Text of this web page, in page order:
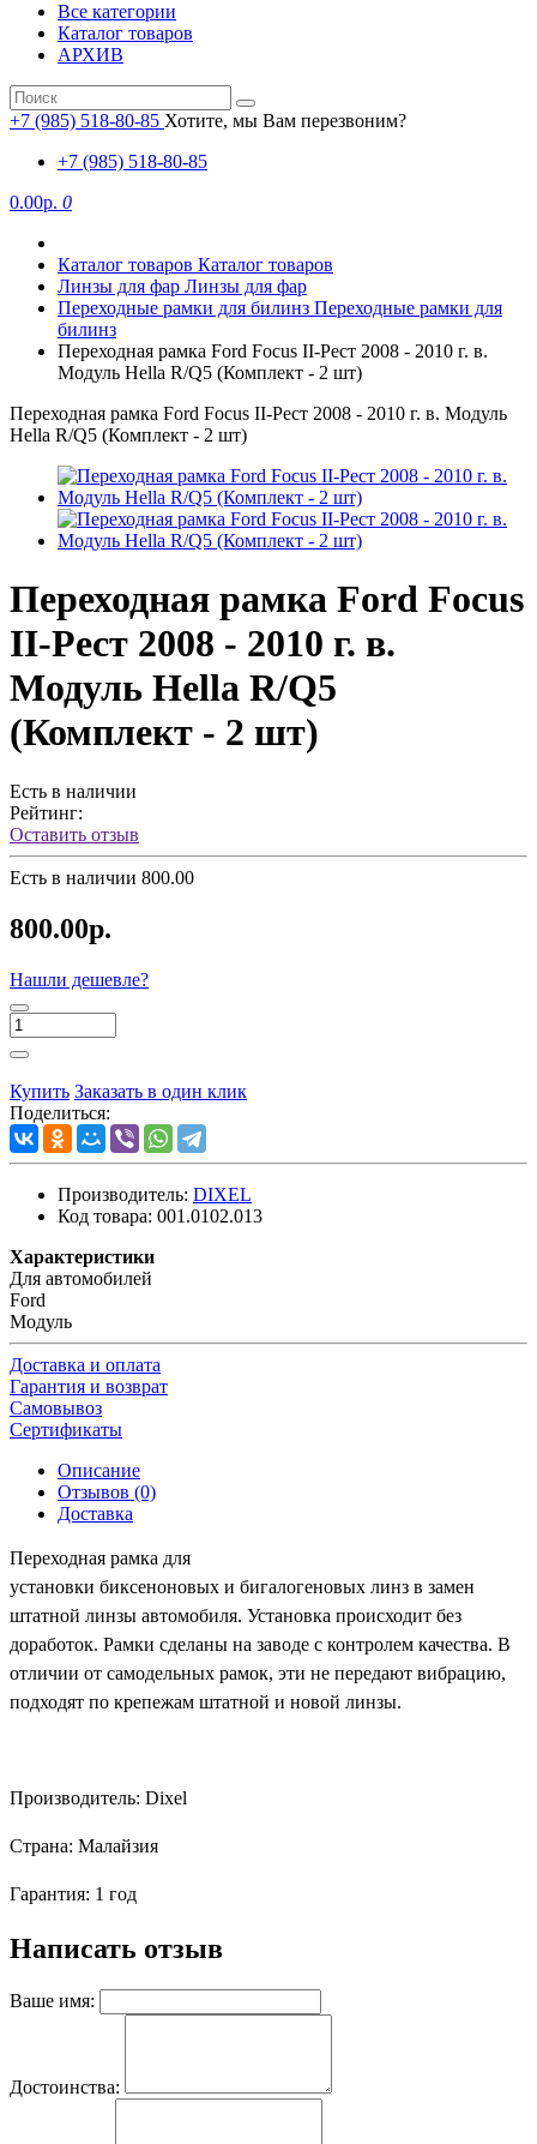
Все категории
Каталог товаров
АРХИВ
+7 (985) 518-80-85 Хотите, мы Вам перезвоним?
+7 (985) 518-80-85
0.00р. 0
Каталог товаров Каталог товаров
Линзы для фар Линзы для фар
Переходные рамки для билинз Переходные рамки для
билинз
Переходная рамка Ford Focus II-Рест 2008 - 2010 г. в.
Модуль Hella R/Q5 (Комплект - 2 шт)
Переходная рамка Ford Focus II-Рест 2008 - 2010 г. в. Модуль
Hella R/Q5 (Комплект - 2 шт)
Переходная рамка Ford Focus
II-Рест 2008 - 2010 г. в.
Модуль Hella R/Q5
(Комплект - 2 шт)
Есть в наличии
Рейтинг:
Оставить отзыв
Есть в наличии 800.00
800.00р.
Нашли дешевле?
Купить Заказать в один клик
Поделиться:
Производитель: DIXEL
Код товара: 001.0102.013
Характеристики
Для автомобилей
Ford
Модуль
Доставка и оплата
Гарантия и возврат
Самовывоз
Сертификаты
Описание
Отзывов (0)
Доставка
Переходная рамка для
установки биксеноновых и бигалогеновых линз в замен
штатной линзы автомобиля. Установка происходит без
доработок. Рамки сделаны на заводе с контролем качества. В
отличии от самодельных рамок, эти не передают вибрацию,
подходят по крепежам штатной и новой линзы.
Производитель: Dixel
Страна: Малайзия
Гарантия: 1 год
Написать отзыв
Ваше имя:
Достоинства: